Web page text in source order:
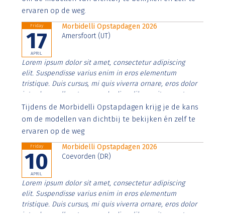
ervaren op de weg.
Friday
17
APRIL
Morbidelli Opstapdagen 2026
Amersfoort (UT)
Lorem ipsum dolor sit amet, consectetur adipiscing
elit. Suspendisse varius enim in eros elementum
tristique. Duis cursus, mi quis viverra ornare, eros dolor
interdum nulla, ut commodo diam libero vitae erat.
Aenean faucibus nibh et justo cursus id rutrum lorem
imperdiet. Nunc ut sem vitae risus tristique posuere.
Tijdens de Morbidelli Opstapdagen krijg je de kans
om de modellen van dichtbij te bekijken én zelf te
ervaren op de weg
Friday
10
APRIL
Morbidelli Opstapdagen 2026
Coevorden (DR)
Lorem ipsum dolor sit amet, consectetur adipiscing
elit. Suspendisse varius enim in eros elementum
tristique. Duis cursus, mi quis viverra ornare, eros dolor
interdum nulla, ut commodo diam libero vitae erat.